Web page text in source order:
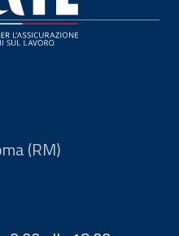
(RM)